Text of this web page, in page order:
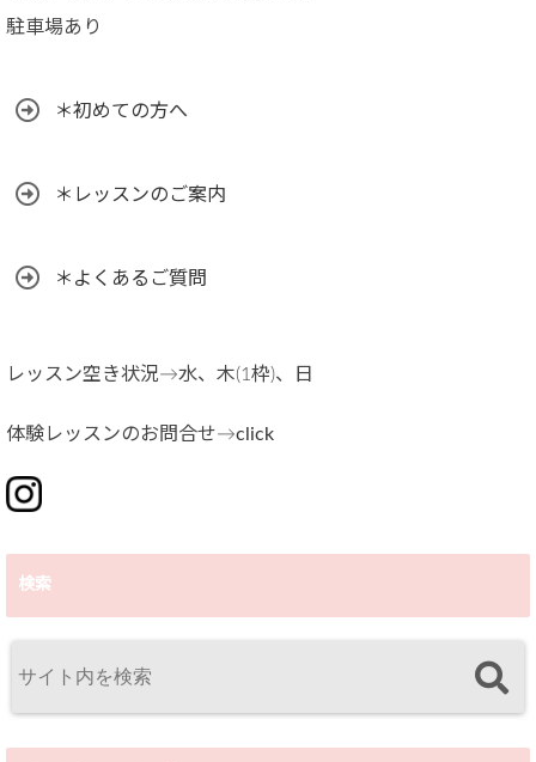
駐車場あり
＊初めての方へ
＊レッスンのご案内
＊よくあるご質問
レッスン空き状況→水、木(1枠)、日
体験レッスンのお問合せ→click
検索